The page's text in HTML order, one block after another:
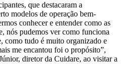
que destacaram a
modelos de operação bem-
conhecer e entender como as
nós pudemos ver como funciona
como tudo é muito organizado e
me encantou foi o propósito”,
diretor da Cuidare, ao visitar a